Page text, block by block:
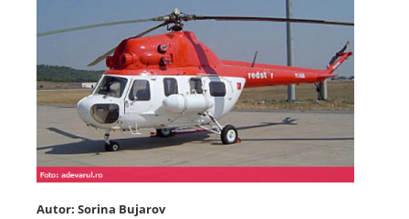
Școala E-Sănătate
SanoTeca
Autor: Sorina Bujarov